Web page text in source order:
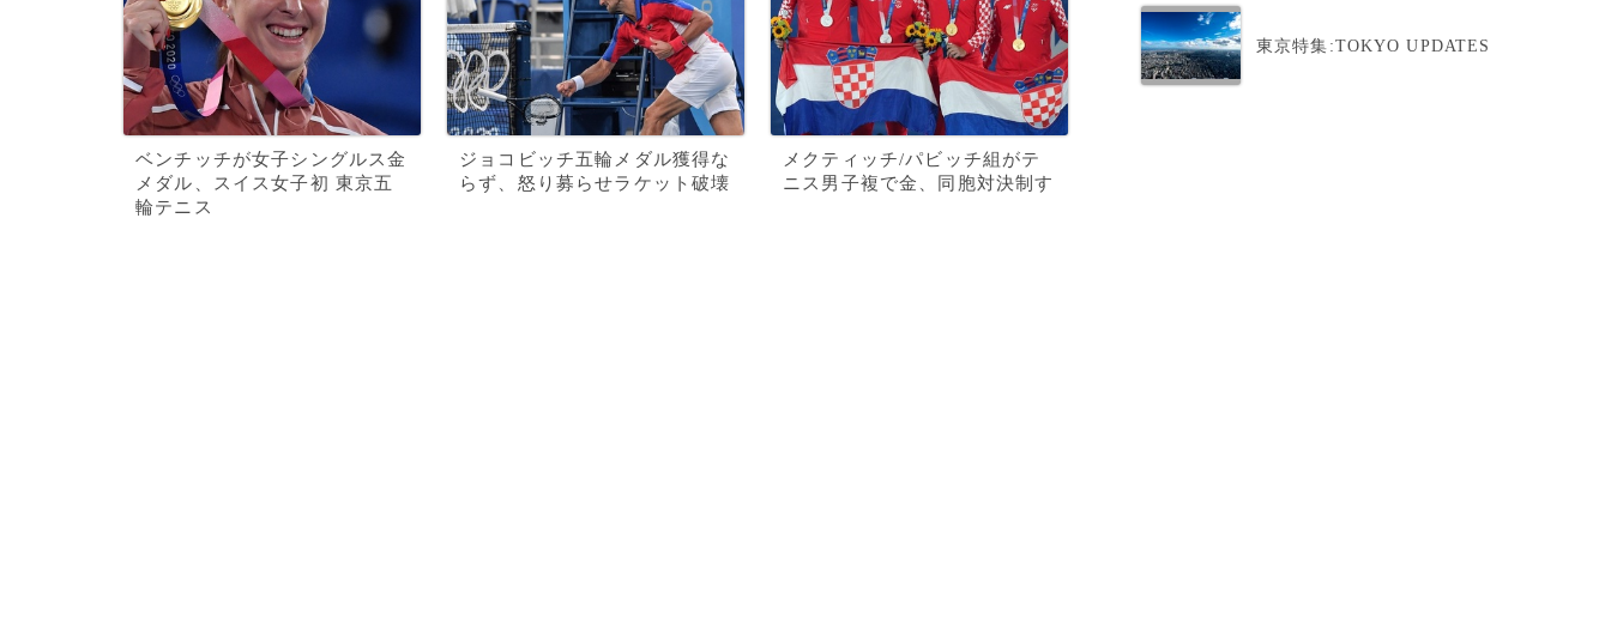
ベンチッチが女子シングルス金
メダル、スイス女子初 東京五
輪テニス
ジョコビッチ五輪メダル獲得な
らず、怒り募らせラケット破壊
メクティッチ/パビッチ組がテ
ニス男子複で金、同胞対決制す
東京特集:TOKYO UPDATES